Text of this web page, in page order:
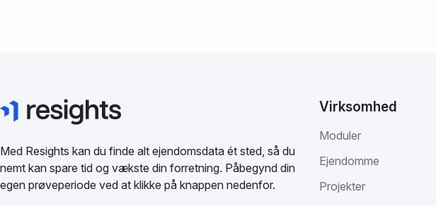
Med Resights kan du finde alt ejendomsdata ét sted, så du
nemt kan spare tid og vækste din forretning. Påbegynd din
egen prøveperiode ved at klikke på knappen nedenfor.
Virksomhed
Moduler
Ejendomme
Projekter